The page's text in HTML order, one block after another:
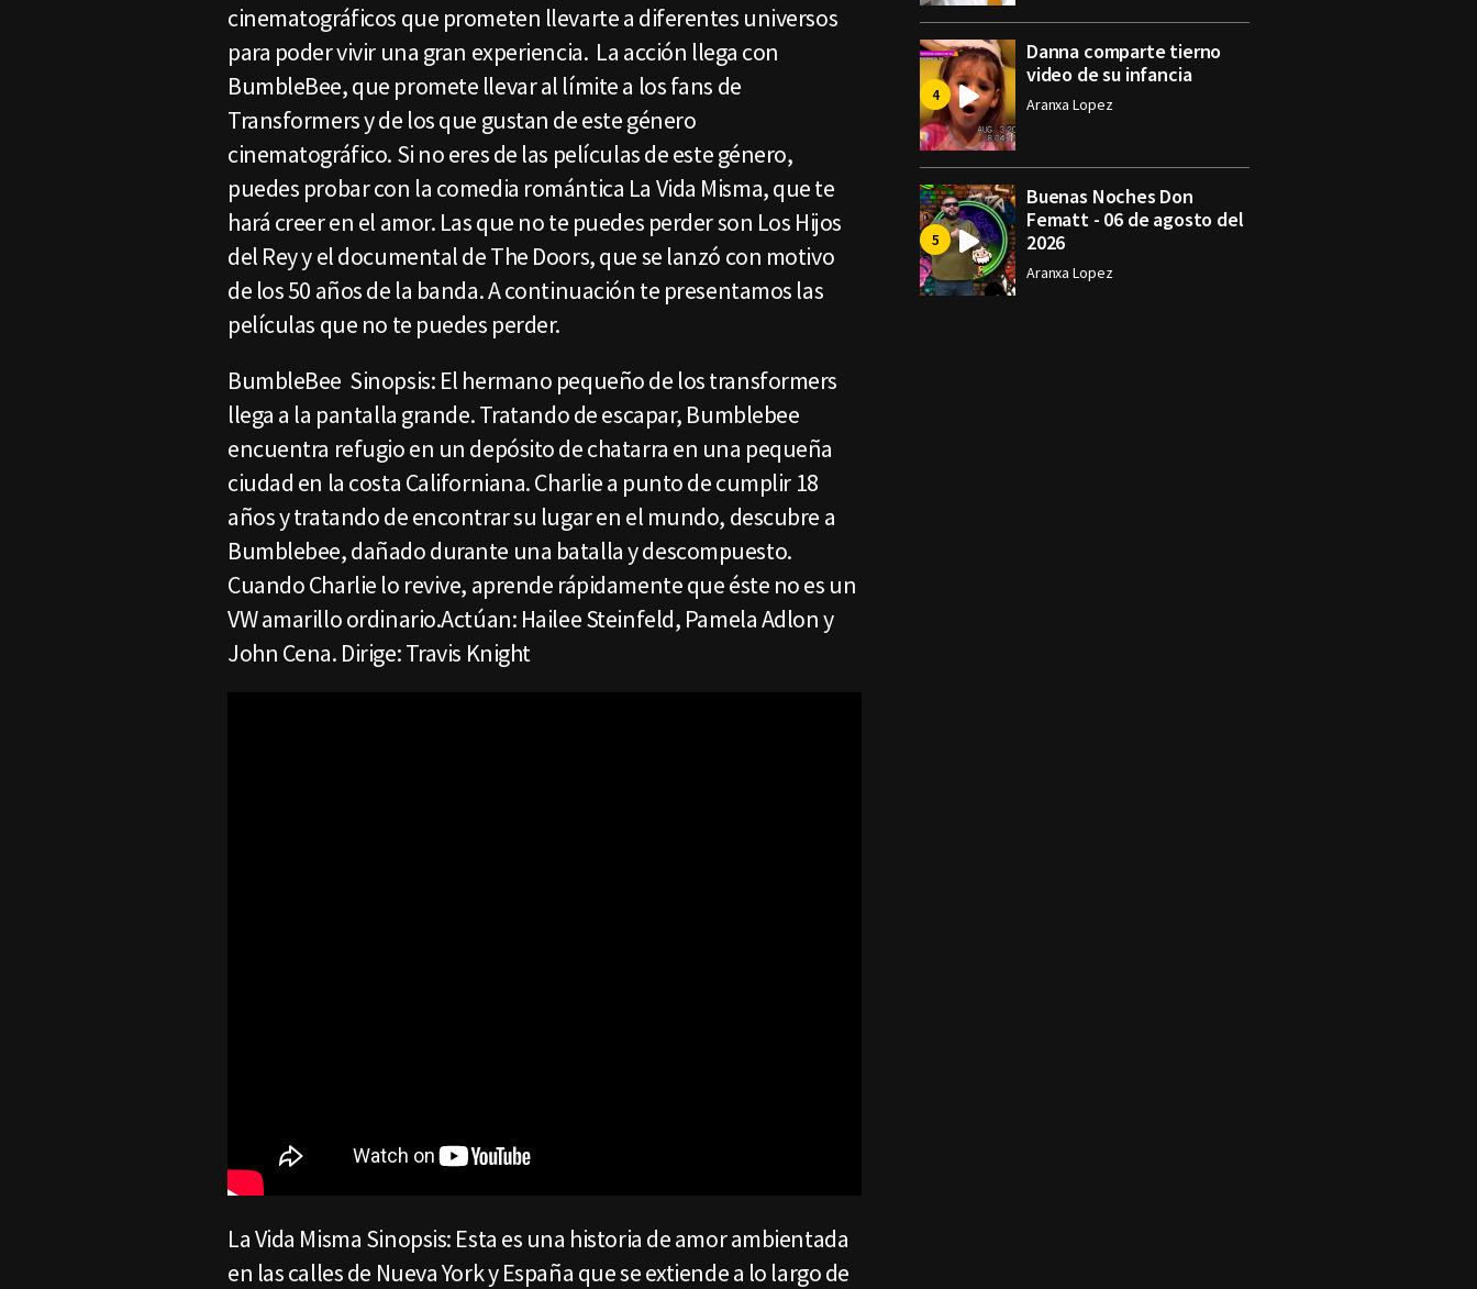
cinematográficos que prometen llevarte a diferentes universos
para poder vivir una gran experiencia. La acción llega con
BumbleBee, que promete llevar al límite a los fans de
Transformers y de los que gustan de este género
cinematográfico. Si no eres de las películas de este género,
puedes probar con la comedia romántica La Vida Misma, que te
hará creer en el amor. Las que no te puedes perder son Los Hijos
del Rey y el documental de The Doors, que se lanzó con motivo
de los 50 años de la banda. A continuación te presentamos las
películas que no te puedes perder.
BumbleBee Sinopsis: El hermano pequeño de los transformers
llega a la pantalla grande. Tratando de escapar, Bumblebee
encuentra refugio en un depósito de chatarra en una pequeña
ciudad en la costa Californiana. Charlie a punto de cumplir 18
años y tratando de encontrar su lugar en el mundo, descubre a
Bumblebee, dañado durante una batalla y descompuesto.
Cuando Charlie lo revive, aprende rápidamente que éste no es un
VW amarillo ordinario.Actúan: Hailee Steinfeld, Pamela Adlon y
John Cena. Dirige: Travis Knight
La Vida Misma Sinopsis: Esta es una historia de amor ambientada
en las calles de Nueva York y España que se extiende a lo largo de
Danna comparte tierno
video de su infancia
Aranxa Lopez
Buenas Noches Don
Fematt - 06 de agosto del
2026
Aranxa Lopez